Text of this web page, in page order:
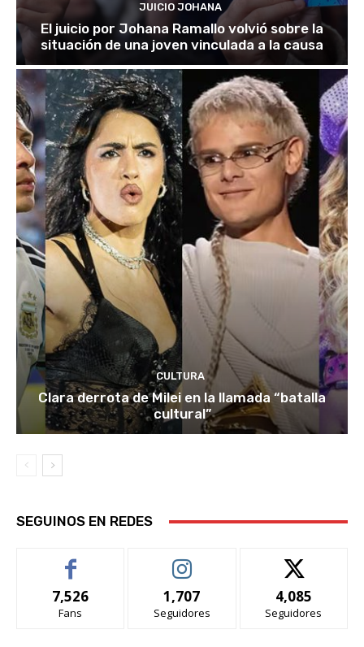
JUICIO JOHANA
El juicio por Johana Ramallo volvió sobre la
situación de una joven vinculada a la causa
CULTURA
Clara derrota de Milei en la llamada “batalla
cultural”
SEGUINOS EN REDES
7,526
Fans
1,707
Seguidores
4,085
Seguidores